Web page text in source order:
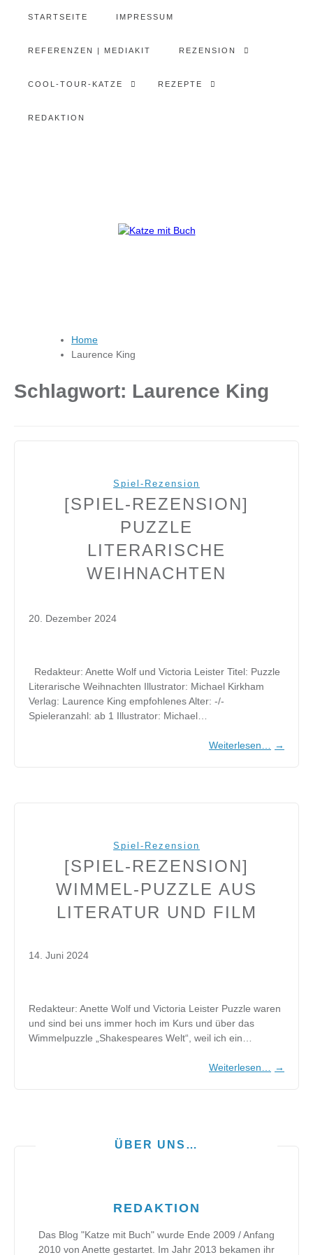
STARTSEITE IMPRESSUM
REFERENZEN | MEDIAKIT REZENSION
COOL-TOUR-KATZE REZEPTE
REDAKTION
Home
Laurence King
Schlagwort: Laurence King
Spiel-Rezension
[SPIEL-REZENSION]
PUZZLE
LITERARISCHE
WEIHNACHTEN
20. Dezember 2024
Redakteur: Anette Wolf und Victoria Leister Titel: Puzzle
Literarische Weihnachten Illustrator: Michael Kirkham
Verlag: Laurence King empfohlenes Alter: -/-
Spieleranzahl: ab 1 Illustrator: Michael…
Weiterlesen… →
Spiel-Rezension
[SPIEL-REZENSION]
WIMMEL-PUZZLE AUS
LITERATUR UND FILM
14. Juni 2024
Redakteur: Anette Wolf und Victoria Leister Puzzle waren
und sind bei uns immer hoch im Kurs und über das
Wimmelpuzzle „Shakespeares Welt“, weil ich ein…
Weiterlesen… →
ÜBER UNS…
REDAKTION
Das Blog "Katze mit Buch" wurde Ende 2009 / Anfang
2010 von Anette gestartet. Im Jahr 2013 bekamen ihr